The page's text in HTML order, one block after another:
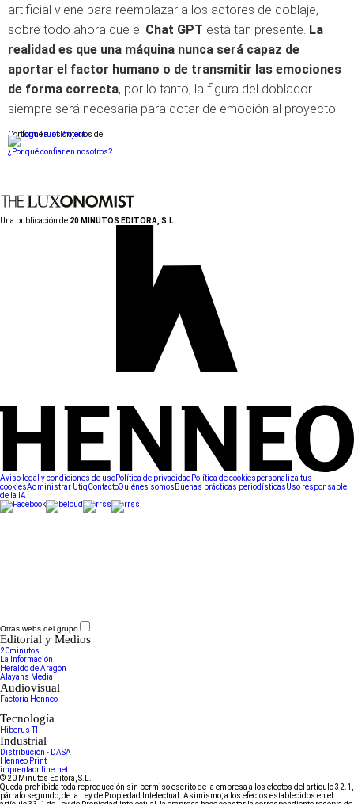
artificial viene para reemplazar a los actores de doblaje,
sobre todo ahora que el Chat GPT está tan presente. La
realidad es que una máquina nunca será capaz de
aportar el factor humano o de transmitir las emociones
de forma correcta, por lo tanto, la figura del doblador
siempre será necesaria para dotar de emoción al proyecto.
Conforme a los criterios de
¿Por qué confiar en nosotros?
Una publicación de:20 MINUTOS EDITORA, S.L.
Aviso legal y condiciones de usoPolítica de privacidad Política de cookiespersonaliza tus
cookiesAdministrar UtiqContactoQuiénes somos Buenas prácticas periodísticasUso responsable
de la IA
Otras webs del grupo
Editorial y Medios
20minutos
La Información
Heraldo de Aragón
Alayans Media
Audiovisual
Factoría Henneo
Tecnología
Hiberus TI
Industrial
Distribución - DASA
Henneo Print
imprentaonline.net
© 20 Minutos Editora, S.L.
Queda prohibida toda reproducción sin permiso escrito de la empresa a los efectos del artículo 32.1,
párrafo segundo, de la Ley de Propiedad Intelectual. Asimismo, a los efectos establecidos en el